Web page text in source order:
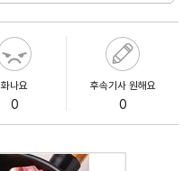
화나요
0
후속기사 원해요
0